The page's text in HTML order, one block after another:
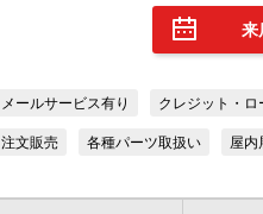
来
メールサービス有り クレジット・ロ
注文販売 各種パーツ取扱い 屋内